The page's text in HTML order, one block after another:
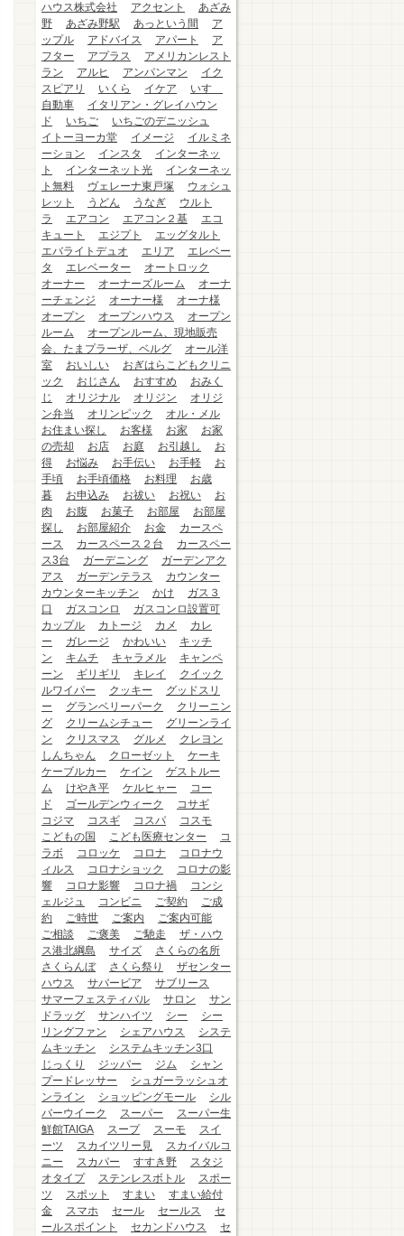
ハウス株式会社
アクセント
あざみ
野
あざみ野駅 あっという間
ア
ップル
アドバイス アパート
ア
フター
アプラス
アメリカンレスト
ラン
アルヒ アンパンマン
イク
スピアリ
いくら イケア
いすゞ
自動車
イタリアン・グレイハウン
ド
いちご
いちごのデニッシュ
イトーヨーカ堂
イメージ
イルミネ
ーション
インスタ
インターネッ
ト
インターネット光
インターネッ
ト無料
ヴェレーナ東戸塚
ウォシュ
レット
うどん うなぎ
ウルト
ラ
エアコン エアコン２基
エコ
キュート
エジプト
エッグタルト
エバライトデュオ
エリア
エレベー
タ
エレベーター
オートロック
オーナー
オーナーズルーム
オーナ
ーチェンジ
オーナー様
オーナ様
オープン
オープンハウス
オープン
ルーム
オープンルーム、現地販売
会、たまプラーザ、ベルグ
オール洋
室
おいしい
おぎはらこどもクリニ
ック
おじさん おすすめ
おみく
じ
オリジナル オリジン
オリジ
ン弁当
オリンピック
オル・メル
お住まい探し
お客様 お家
お家
の売却
お店 お庭 お引越し
お
得
お悩み お手伝い お手軽
お
手頃
お手頃価格 お料理
お歳
暮
お申込み お祓い お祝い
お
肉
お腹 お菓子 お部屋
お部屋
探し
お部屋紹介 お金
カースペ
ース
カースペース２台
カースペー
ス3台
ガーデニング
ガーデンアク
アス
ガーデンテラス
カウンター
カウンターキッチン
かけ
ガス３
口
ガスコンロ
ガスコンロ設置可
カップル
カトージ カメ
カレ
ー
ガレージ かわいい
キッチ
ン
キムチ キャラメル
キャンペ
ーン
ギリギリ キレイ
クイック
ルワイパー
クッキー
グッドスリ
ー
グランベリーパーク
クリーニン
グ
クリームシチュー
グリーンライ
ン
クリスマス グルメ
クレヨン
しんちゃん
クローゼット
ケーキ
ケーブルカー
ケイン
ゲストルー
ム
けやき平 ケルヒャー
コー
ド
ゴールデンウィーク
コサギ
コジマ
コスギ コスパ
コスモ
こどもの国
こども医療センター
コ
ラボ
コロッケ コロナ
コロナウ
ィルス
コロナショック
コロナの影
響
コロナ影響 コロナ禍
コンシ
ェルジュ
コンビニ ご契約
ご成
約
ご時世 ご案内
ご案内可能
ご相談
ご褒美 ご馳走
ザ・ハウ
ス港北綱島
サイズ
さくらの名所
さくらんぼ
さくら祭り
ザセンター
ハウス
サバービア
サブリース
サマーフェスティバル
サロン
サン
ドラッグ
サンハイツ シー
シー
リングファン
シェアハウス
システ
ムキッチン
システムキッチン3口
じっくり
ジッパー ジム
シャン
プードレッサー
シュガーラッシュオ
ンライン
ショッピングモール
シル
バーウイーク
スーパー
スーパー生
鮮館TAIGA
スープ スーモ
スイ
ーツ
スカイツリー見
スカイバルコ
ニー
スカパー すすき野
スタジ
オタイプ
ステンレスボトル
スポー
ツ
スポット すまい
すまい給付
金
スマホ セール セールス
セ
ールスポイント
セカンドハウス
セ